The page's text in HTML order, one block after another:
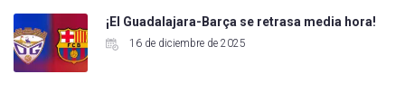
¡El Guadalajara-Barça se retrasa media hora!
16 de diciembre de 2025